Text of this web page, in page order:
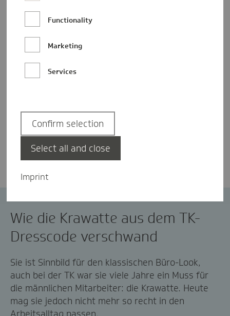
Sandra Mühlbach
Wie die Krawatte aus dem TK-
Dresscode verschwand
Sie ist Sinnbild für den klassischen Büro-Look,
auch bei der TK war sie viele Jahre ein Muss für
die männlichen Mitarbeiter: die Krawatte. Heute
mag sie jedoch nicht mehr so recht in den
Functionality
Marketing
Services
Imprint
Confirm selection
Select all and close